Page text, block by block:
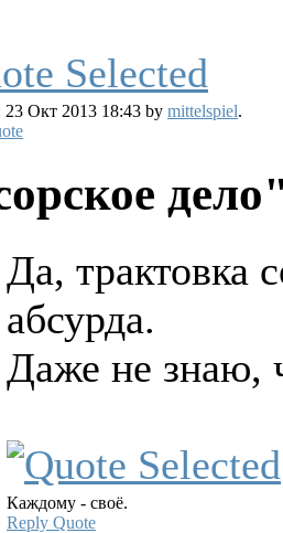
23 Окт 2013 18:43 by mittelspiel.
Да, трактовка
абсурда.
Даже не знаю,
Каждому - своё.
Reply Quote